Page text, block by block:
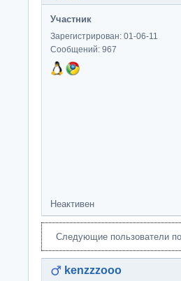
Участник
Зарегистрирован: 01-06-11
Сообщений: 967
Неактивен
Следующие пользователи
kenzzzooo